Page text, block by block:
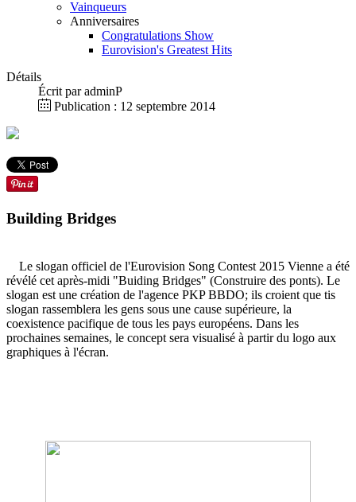
Vainqueurs
Anniversaires
Congratulations Show
Eurovision's Greatest Hits
Détails
Écrit paradminP
Publication : 12 septembre 2014
Building Bridges
Le slogan officiel de l'Eurovision Song Contest 2015 Vienne a été
révélé cet après-midi "Buiding Bridges" (Construire des ponts). Le
slogan est une création de l'agence PKP BBDO; ils croient que tis
slogan rassemblera les gens sous une cause supérieure, la
coexistence pacifique de tous les pays européens. Dans les
prochaines semaines, le concept sera visualisé à partir du logo aux
graphiques à l'écran.